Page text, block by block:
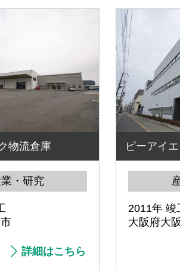
物流倉庫
・研究
詳細はこちら
ピーアイ
2011年 竣
大阪府大